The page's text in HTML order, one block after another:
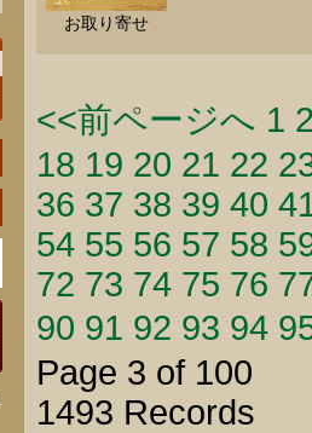
お取り寄せ
<<前ページへ 1
18 19 20 21 22
36 37 38 39 40
54 55 56 57 58
72 73 74 75 76
90 91 92 93 94
Page 3 of 100
1493 Records